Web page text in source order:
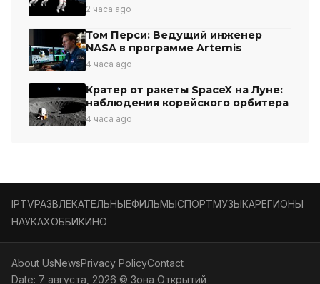
2 часа ago
Том Перси: Ведущий инженер
NASA в программе Artemis
4 часа ago
Кратер от ракеты SpaceX на Луне:
наблюдения корейского орбитера
4 часа ago
IPTVРАЗВЛЕКАТЕЛЬНЫЕФИЛЬМЫСПОРТМУЗЫКАРЕГИОНЫ
НАУКАХОББИКИНО
About UsNewsPrivacy PolicyContact
Date: 7 августа, 2026 © Зона Открытий